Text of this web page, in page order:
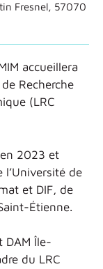
Fresnel, 57070
accueillera
Recherche
(LRC
2023 et
de
et DIF, de
Étienne.
DAM Île-
du LRC